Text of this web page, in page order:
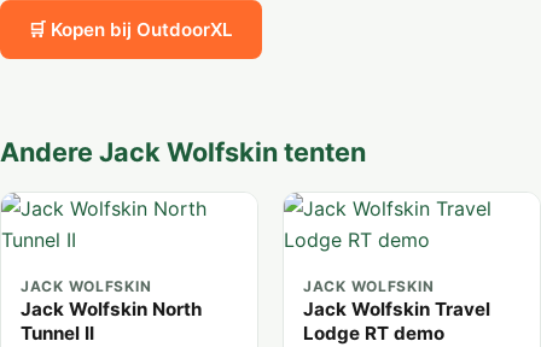
🛒 Kopen bij OutdoorXL
Andere Jack Wolfskin tenten
JACK WOLFSKIN
Jack Wolfskin North
Tunnel II
JACK WOLFSKIN
Jack Wolfskin Travel
Lodge RT demo